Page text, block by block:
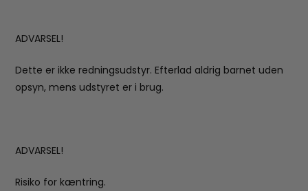
ADVARSEL!
Dette er ikke redningsudstyr. Efterlad aldrig barnet uden
opsyn, mens udstyret er i brug.
ADVARSEL!
Risiko for kæntring.